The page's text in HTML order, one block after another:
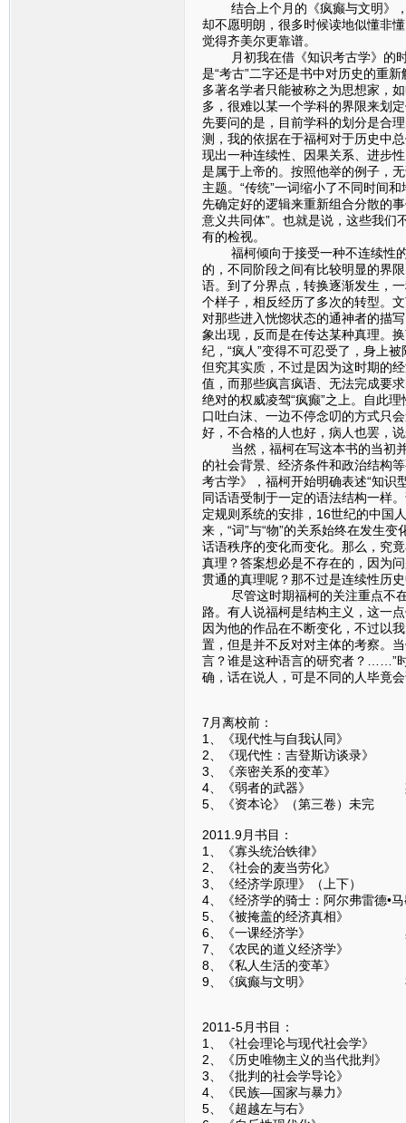
结合上个月的《疯癫与文明》，
却不愿明朗，很多时候读地似懂非
觉得齐美尔更靠谱。
月初我在借《知识考古学》的时
是“考古”二字还是书中对历史的重
多著名学者只能被称之为思想家，
多，很难以某一个学科的界限来划
先要问的是，目前学科的划分是合
测，我的依据在于福柯对于历史中
现出一种连续性、因果关系、进步
是属于上帝的。按照他举的例子，无
主题。“传统”一词缩小了不同时间
先确定好的逻辑来重新组合分散的
意义共同体”。也就是说，这些我们
有的检视。
福柯倾向于接受一种不连续性的
的，不同阶段之间有比较明显的界
语。到了分界点，转换逐渐发生，
个样子，相反经历了多次的转型。
对那些进入恍惚状态的通神者的描
象出现，反而是在传达某种真理。
纪，“疯人”变得不可忍受了，身上
但究其实质，不过是因为这时期的
值，而那些疯言疯语、无法完成要
绝对的权威凌驾“疯癫”之上。自此
口吐白沫、一边不停念叨的方式只
好，不合格的人也好，病人也罢，
当然，福柯在写这本书的当初并
的社会背景、经济条件和政治结构
考古学》，福柯开始明确表述“知识
同话语受制于一定的语法结构一样
定规则系统的安排，16世纪的中国
来，“词”与“物”的关系始终在发生
话语秩序的变化而变化。那么，究
真理？答案想必是不存在的，因为
贯通的真理呢？那不过是连续性历
尽管这时期福柯的关注重点不在
路。有人说福柯是结构主义，这一
因为他的作品在不断变化，不过以
置，但是并不反对对主体的考察。
言？谁是这种语言的研究者？……”
确，话在说人，可是不同的人毕竟
7月离校前：
1、《现代性与自我认同》
2、《现代性：吉登斯访谈录
3、《亲密关系的变革》
4、《弱者的武器》 斯
5、《资本论》（第三卷）未
2011.9月书目：
1、《寡头统治铁律》
2、《社会的麦当劳化》
3、《经济学原理》（上下
4、《经济学的骑士：阿尔弗雷德
5、《被掩盖的经济真相》
6、《一课经济学》 黑
7、《农民的道义经济学》
8、《私人生活的变革》
9、《疯癫与文明》
2011-5月书目：
1、《社会理论与现代社会
2、《历史唯物主义的当代
3、《批判的社会学导论
4、《民族—国家与暴力
5、《超越左与右》